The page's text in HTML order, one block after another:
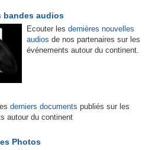
bandes audios
Ecouter les dernières nouvelles
audios de nos partenaires sur les
événements autour du continent.
derniers documents publiés sur les
autour du continent
Photos